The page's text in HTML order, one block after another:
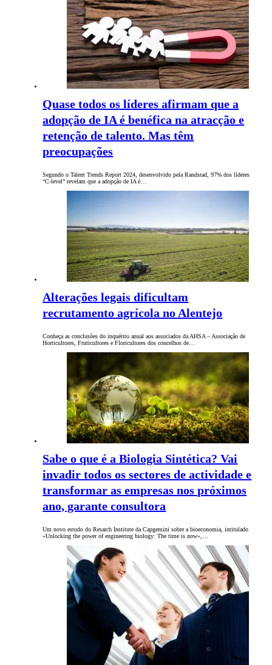
Quase todos os líderes afirmam que a
adopção de IA é benéfica na atracção e
retenção de talento. Mas têm
preocupações
Segundo o Talent Trends Report 2024, desenvolvido pela Randstad, 97% dos líderes
“C-level” revelam que a adopção de IA é…
Alterações legais dificultam
recrutamento agrícola no Alentejo
Conheça as conclusões do inquérito anual aos associados da AHSA – Associação de
Horticultores, Fruticultores e Floricultores dos concelhos de…
Sabe o que é a Biologia Sintética? Vai
invadir todos os sectores de actividade e
transformar as empresas nos próximos
ano, garante consultora
Um novo estudo do Resarch Institute da Capgemini sobre a bioeconomia, intitulado
«Unlocking the power of engineering biology: The time is now»,…